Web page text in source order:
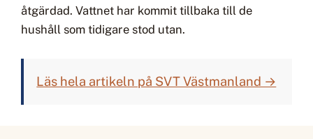
åtgärdad. Vattnet har kommit tillbaka till de
hushåll som tidigare stod utan.
Läs hela artikeln på SVT Västmanland →